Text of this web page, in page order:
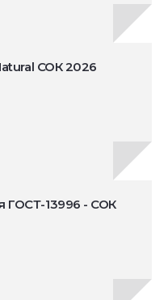
СОК 2026
ГОСТ-13996 - СОК